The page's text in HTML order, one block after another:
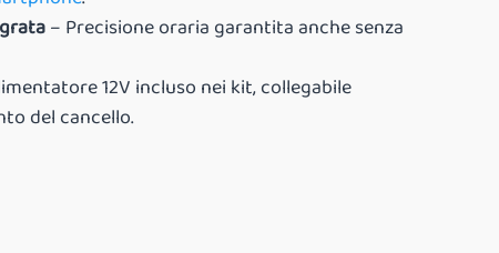
– Precisione oraria garantita anche senza
12V incluso nei kit, collegabile
del cancello.